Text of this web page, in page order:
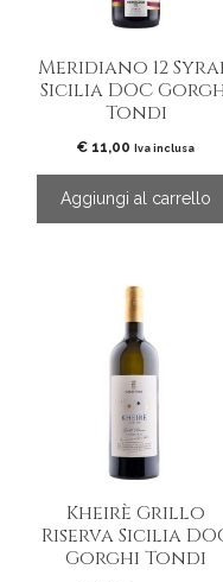
Meridiano 12
Sicilia DOC
Tondi
€ 11,00 Iva inclusa
Aggiungi al carrello
Kheirè Grillo
Riserva Sicilia
Gorghi Tondi